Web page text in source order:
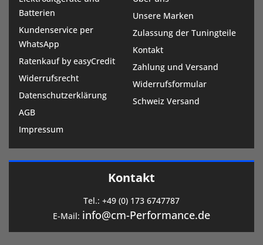
Batterien
Kundenservice per
WhatsApp
Ratenkauf by easyCredit
Widerrufsrecht
Datenschutzerklärung
AGB
Impressum
Unsere Marken
Zulassung der Tuningteile
Kontakt
Zahlung und Versand
Widerrufsformular
Schweiz Versand
Kontakt
Tel.: +49 (0) 173 6747787
E-Mail: info@cm-Performance.de